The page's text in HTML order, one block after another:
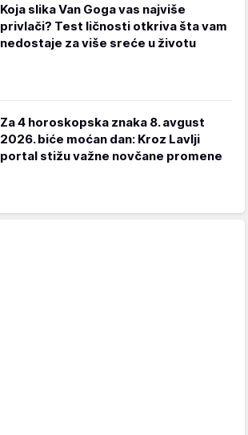
Koja slika Van Goga vas najviše
privlači? Test ličnosti otkriva šta vam
nedostaje za više sreće u životu
Za 4 horoskopska znaka 8. avgust
2026. biće moćan dan: Kroz Lavlji
portal stižu važne novčane promene